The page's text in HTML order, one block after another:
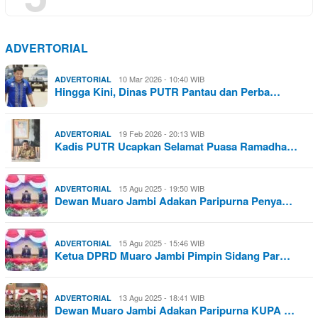
ADVERTORIAL
ADVERTORIAL 10 Mar 2026 - 10:40 WIB
Hingga Kini, Dinas PUTR Pantau dan Perba…
ADVERTORIAL 19 Feb 2026 - 20:13 WIB
Kadis PUTR Ucapkan Selamat Puasa Ramadha…
ADVERTORIAL 15 Agu 2025 - 19:50 WIB
Dewan Muaro Jambi Adakan Paripurna Penya…
ADVERTORIAL 15 Agu 2025 - 15:46 WIB
Ketua DPRD Muaro Jambi Pimpin Sidang Par…
ADVERTORIAL 13 Agu 2025 - 18:41 WIB
Dewan Muaro Jambi Adakan Paripurna KUPA …